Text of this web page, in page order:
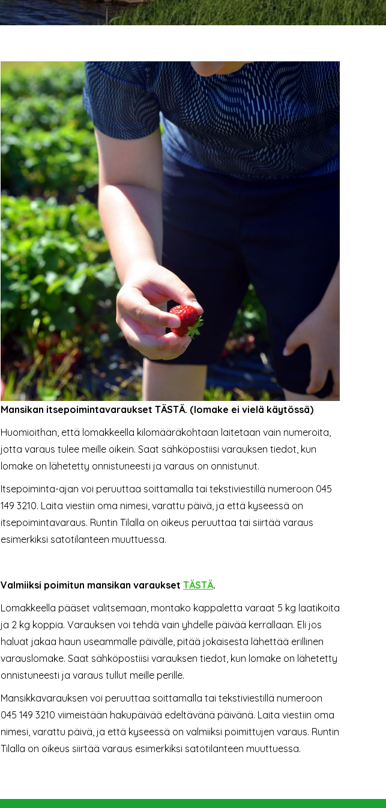
Mansikan itsepoimintavaraukset TÄSTÄ. (lomake ei vielä käytössä)
Huomioithan, että lomakkeella kilomääräkohtaan laitetaan vain numeroita,
jotta varaus tulee meille oikein. Saat sähköpostiisi varauksen tiedot, kun
lomake on lähetetty onnistuneesti ja varaus on onnistunut.
Itsepoiminta-ajan voi peruuttaa soittamalla tai tekstiviestillä numeroon 045
149 3210. Laita viestiin oma nimesi, varattu päivä, ja että kyseessä on
itsepoimintavaraus. Runtin Tilalla on oikeus peruuttaa tai siirtää varaus
esimerkiksi satotilanteen muuttuessa.
Valmiiksi poimitun mansikan varaukset TÄSTÄ.
Lomakkeella pääset valitsemaan, montako kappaletta varaat 5 kg laatikoita
ja 2 kg koppia. Varauksen voi tehdä vain yhdelle päivää kerrallaan. Eli jos
haluat jakaa haun useammalle päivälle, pitää jokaisesta lähettää erillinen
varauslomake. Saat sähköpostiisi varauksen tiedot, kun lomake on lähetetty
onnistuneesti ja varaus tullut meille perille.
Mansikkavarauksen voi peruuttaa soittamalla tai tekstiviestillä numeroon
045 149 3210 viimeistään hakupäivää edeltävänä päivänä. Laita viestiin oma
nimesi, varattu päivä, ja että kyseessä on valmiiksi poimittujen varaus. Runtin
Tilalla on oikeus siirtää varaus esimerkiksi satotilanteen muuttuessa.